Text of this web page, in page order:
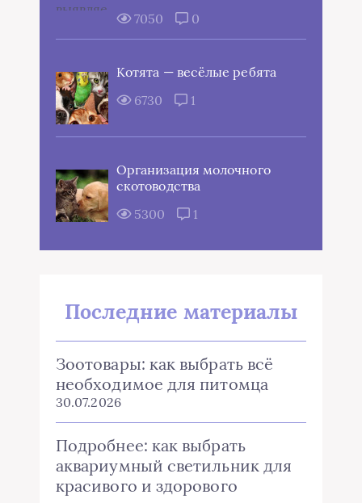
7050
0
Котята — весёлые ребята
6730
1
Организация молочного
скотоводства
5300
1
Последние материалы
Зоотовары: как выбрать всё
необходимое для питомца
30.07.2026
Подробнее: как выбрать
аквариумный светильник для
красивого и здорового